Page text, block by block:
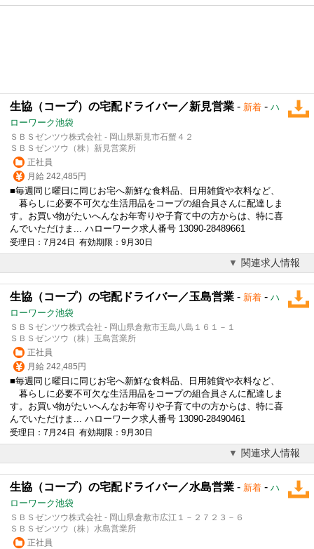
生協（コープ）の宅配ドライバー／新見営業 - 新着 - ハ
ローワーク池袋
ＳＢＳゼンツウ株式会社 - 岡山県新見市石蟹４２
ＳＢＳゼンツウ（株）新見営業所
正社員
月給 242,485円
■毎週同じ曜日に同じお宅へ新鮮な食料品、日用雑貨や衣料など、
暮らしに必要不可欠な生活用品をコープの組合員さんに配達しま
す。お買い物がたいへんなお年寄りや子育て中の方からは、特に喜
んでいただけま... ハローワーク求人番号 13090-28489661
受理日：7月24日 有効期限：9月30日
関連求人情報
生協（コープ）の宅配ドライバー／玉島営業 - 新着 - ハ
ローワーク池袋
ＳＢＳゼンツウ株式会社 - 岡山県倉敷市玉島八島１６１－１
ＳＢＳゼンツウ（株）玉島営業所
正社員
月給 242,485円
■毎週同じ曜日に同じお宅へ新鮮な食料品、日用雑貨や衣料など、
暮らしに必要不可欠な生活用品をコープの組合員さんに配達しま
す。お買い物がたいへんなお年寄りや子育て中の方からは、特に喜
んでいただけま... ハローワーク求人番号 13090-28490461
受理日：7月24日 有効期限：9月30日
関連求人情報
生協（コープ）の宅配ドライバー／水島営業 - 新着 - ハ
ローワーク池袋
ＳＢＳゼンツウ株式会社 - 岡山県倉敷市広江１－２７２３－６
ＳＢＳゼンツウ（株）水島営業所
正社員